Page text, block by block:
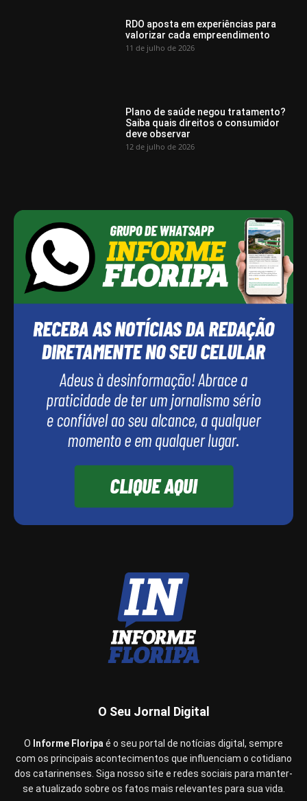
RDO aposta em experiências para
valorizar cada empreendimento
11 de julho de 2026
Plano de saúde negou tratamento?
Saiba quais direitos o consumidor
deve observar
12 de julho de 2026
O Seu Jornal Digital
O Informe Floripaé o seu portal de notícias digital, sempre
com os principais acontecimentos que influenciam o cotidiano
dos catarinenses. Siga nosso site e redes sociais para manter-
se atualizado sobre os fatos mais relevantes para sua vida.